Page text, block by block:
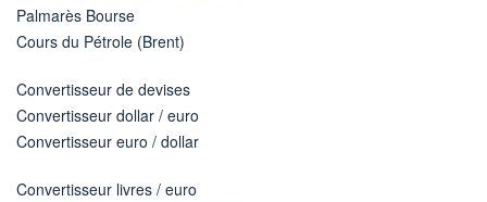
Palmarès Bourse
Cours du Pétrole (Brent)
Convertisseur de devises
Convertisseur dollar / euro
Convertisseur euro / dollar
Convertisseur livres / euro